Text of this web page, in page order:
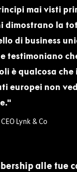
mai visti
dimostrano la
di business
testimoniano
è qualcosa che
europei non
Lynk & Co
alle tue